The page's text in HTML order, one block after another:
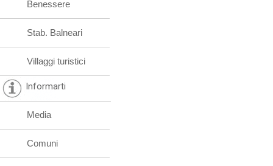
Benessere
Stab. Balneari
Villaggi turistici
Informarti
Media
Comuni